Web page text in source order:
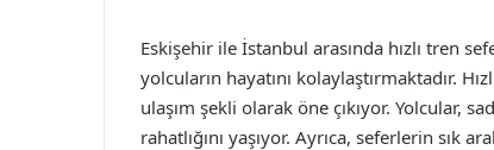
Eskişehir ile İstanbul arasında hızlı tren
yolcuların hayatını kolaylaştırmaktadır.
ulaşım şekli olarak öne çıkıyor. Yolcular,
rahatlığını yaşıyor. Ayrıca, seferlerin sık